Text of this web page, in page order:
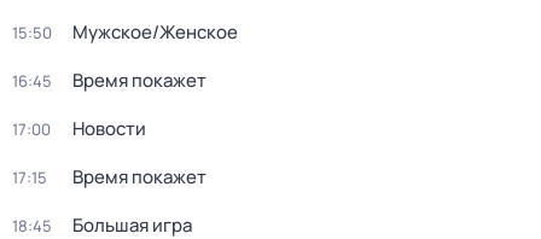
15:50 Мужское/Женское
16:45 Время покажет
17:00 Новости
17:15 Время покажет
18:45 Большая игра